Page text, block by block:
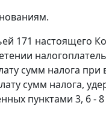
171 настоящего
сумм налога при
сумм налога,
пунктами 3, 6 -